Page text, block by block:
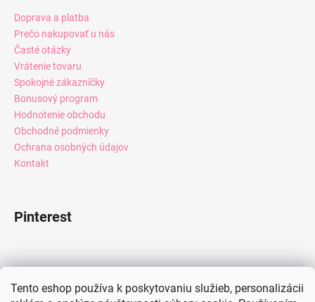
Tento eshop používa k poskytovaniu služieb, personalizácii
Doprava a platba
Prečo nakupovať u nás
Časté otázky
Vrátenie tovaru
Spokojné zákazníčky
Bonusový program
Hodnotenie obchodu
Obchodné podmienky
Ochrana osobných údajov
Kontakt
Pinterest